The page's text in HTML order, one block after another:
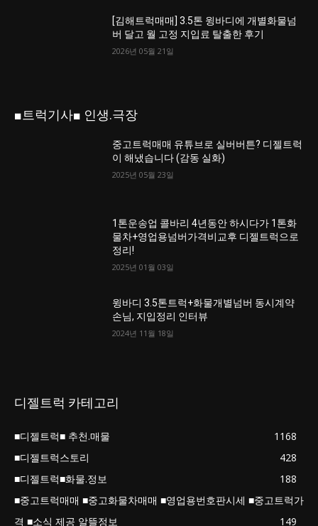
[김해트럭매매] 3.5톤 윙바디에 개별화물넘
버 달고 월 고정 지입료 탈출한 후기
2026년 05월 21일
■트럭기사■ 인생.극장
중고트럭매매 유튜브로 실버버튼? 디젤트럭
이 해냈습니다 (감동 실화)
2025년 05월 23일
1톤운송업 콜바리 4년동안 하시다가 1톤화
물차+영업용넘버가격비교후 디젤트럭으로
정리!
2025년 01월 03일
윙바디 3.5톤트럭+화물개별넘버 동시계약
손님, 지입정리 인터뷰
2024년 11월 18일
디젤트럭 카테고리
■디젤트럭■ 추천.매물
1168
■디젤트럭스토리
428
■디젤트럭■화물.정보
188
■중고트럭매매 ■중고화물차매매 ■영업용번호판시세 ■중고트럭가
격 ■소식 제공 알뜰정보
149